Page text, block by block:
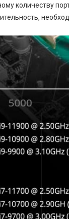
количеству